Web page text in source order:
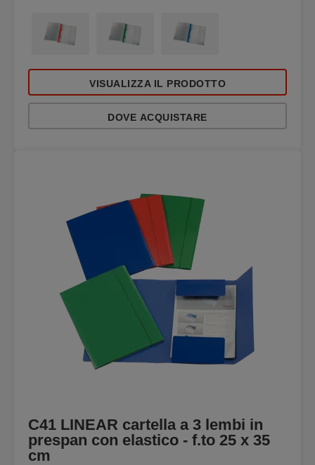
VISUALIZZA IL PRODOTTO
DOVE ACQUISTARE
C41 LINEAR cartella a 3 lembi in
prespan con elastico - f.to 25 x 35
cm